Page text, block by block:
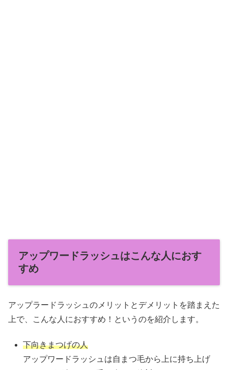
アップワードラッシュはこんな人におす
すめ
アップラードラッシュのメリットとデメリットを踏まえた
上で、こんな人におすすめ！というのを紹介します。
下向きまつげの人
アップワードラッシュは自まつ毛から上に持ち上げ